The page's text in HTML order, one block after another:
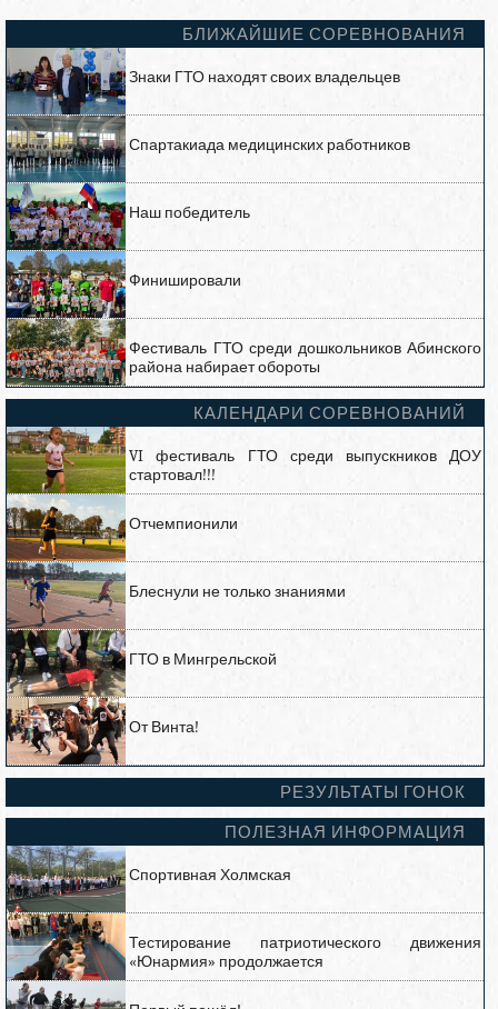
БЛИЖАЙШИЕ СОРЕВНОВАНИЯ
Знаки ГТО находят своих владельцев
Спартакиада медицинских работников
Наш победитель
Финишировали
Фестиваль ГТО среди дошкольников Абинского
района набирает обороты
КАЛЕНДАРИ СОРЕВНОВАНИЙ
VI фестиваль ГТО среди выпускников ДОУ
стартовал!!!
Отчемпионили
Блеснули не только знаниями
ГТО в Мингрельской
От Винта!
РЕЗУЛЬТАТЫ ГОНОК
ПОЛЕЗНАЯ ИНФОРМАЦИЯ
Спортивная Холмская
Тестирование патриотического движения
«Юнармия» продолжается